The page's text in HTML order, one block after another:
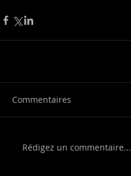
Commentaires
Rédigez un commentaire...